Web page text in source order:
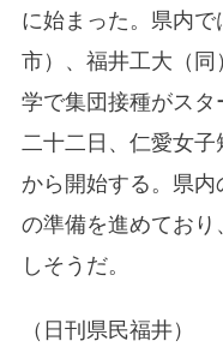
に始まった。県内
市）、福井工大（
学で集団接種がスタ
二十二日、仁愛女
から開始する。県
の準備を進めてお
しそうだ。
（日刊県民福井）